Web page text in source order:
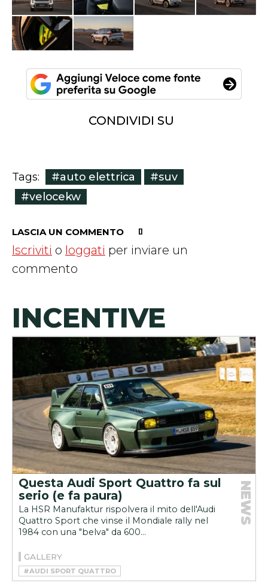
CONDIVIDI SU
Tags: #auto elettrica
#suv
#velocekw
LASCIA UN COMMENTO
Iscriviti o loggati per inviare un
commento
INCENTIVE
Questa Audi Sport Quattro fa sul
serio (e fa paura)
La HSR Manufaktur rispolvera il mito dell'Audi
Quattro Sport che vinse il Mondiale rally nel
1984 con una "belva" da 600...
NEWS
GALLERY
#AUDI SPORT QUATTRO